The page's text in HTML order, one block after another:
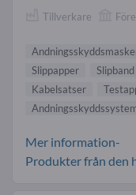
Tillverkare
Slippapper
Slipband
Kabelsatser
Mer information-
Produkter från den